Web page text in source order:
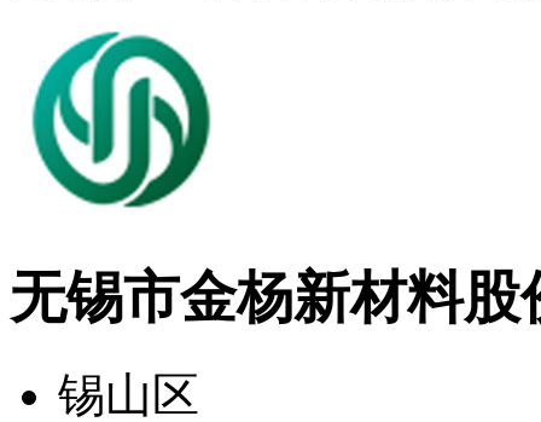
无锡市金杨新材料股
锡山区